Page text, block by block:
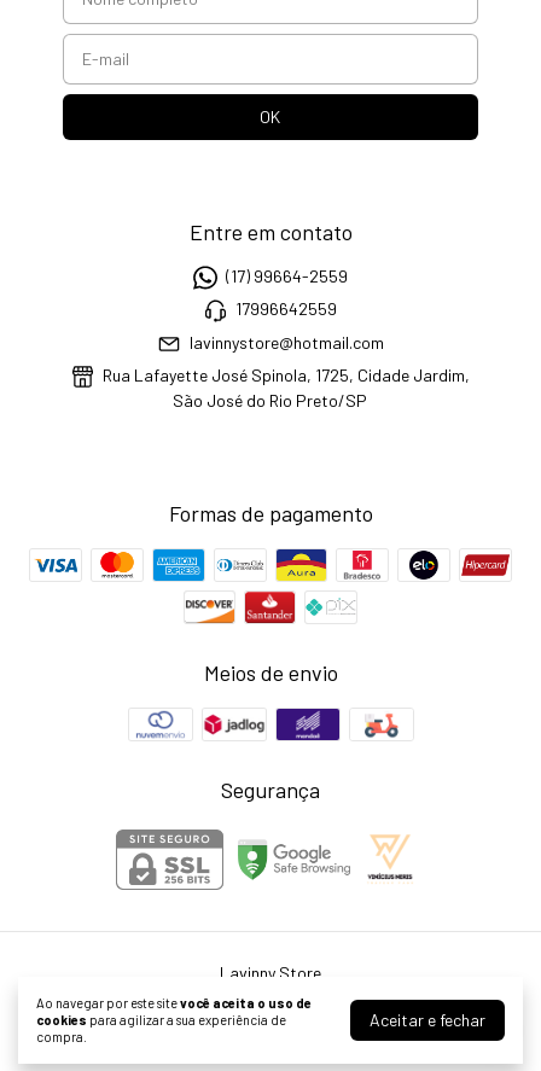
Ao navegar por este sitevocê aceita o uso de
cookies para agilizar a sua experiência de
compra.
Aceitar e fechar
Entre em contato
(17) 99664-2559
17996642559
lavinnystore@hotmail.com
Rua Lafayette José Spinola, 1725, Cidade Jardim,
São José do Rio Preto/SP
Formas de pagamento
Meios de envio
Segurança
Lavinny Store
©2026. Larissa Neris Cardoso Agostini ME - 39999976000155. Todos os
direitos reservados.